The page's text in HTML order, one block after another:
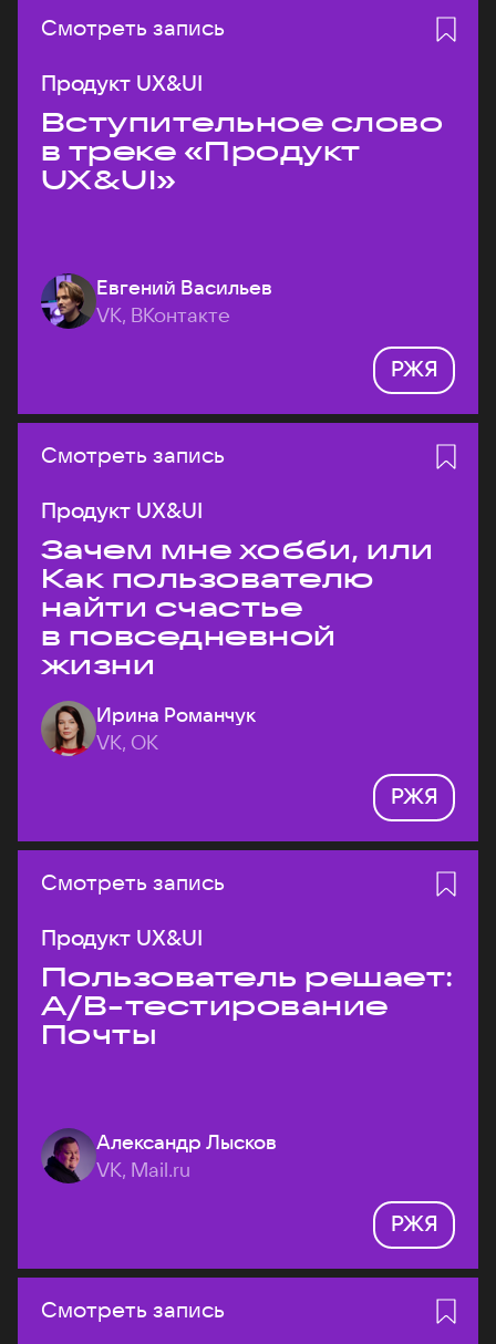
Смотреть запись
Продукт UX&UI
Вступительное слово
в треке «Продукт
UX&UI»
Евгений Васильев
VK, ВКонтакте
РЖЯ
Смотреть запись
Продукт UX&UI
Зачем мне хобби, или
Как пользователю
найти счастье
в повседневной
жизни
Ирина Романчук
VK, ОК
РЖЯ
Смотреть запись
Продукт UX&UI
Пользователь решает:
A/B-тестирование
Почты
Александр Лысков
VK, Mail.ru
РЖЯ
Смотреть запись